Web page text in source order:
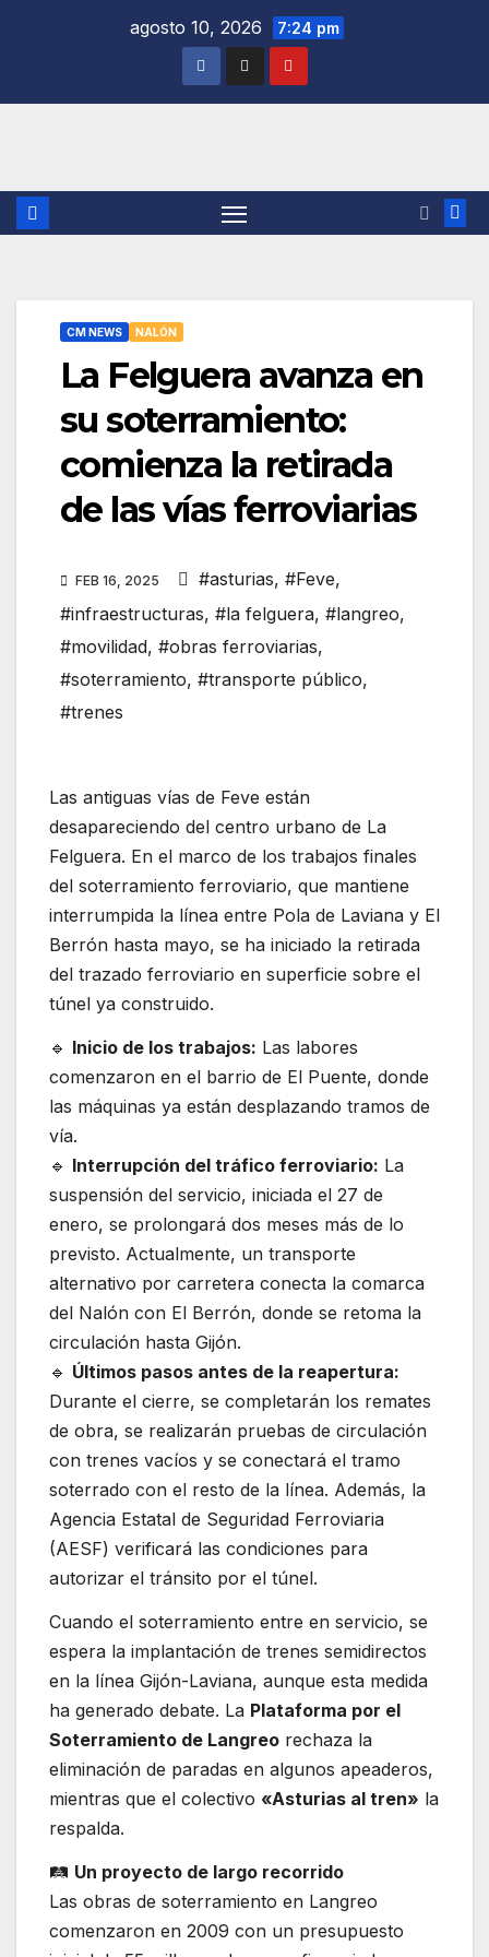
agosto 10, 2026 7:24 pm
CM NEWS NALÓN
La Felguera avanza en
su soterramiento:
comienza la retirada
de las vías ferroviarias
FEB 16, 2025 #asturias, #Feve,
#infraestructuras, #la felguera, #langreo,
#movilidad, #obras ferroviarias,
#soterramiento, #transporte público,
#trenes
Las antiguas vías de Feve están
desapareciendo del centro urbano de La
Felguera. En el marco de los trabajos finales
del soterramiento ferroviario, que mantiene
interrumpida la línea entre Pola de Laviana y El
Berrón hasta mayo, se ha iniciado la retirada
del trazado ferroviario en superficie sobre el
túnel ya construido.
🔹 Inicio de los trabajos: Las labores
comenzaron en el barrio de El Puente, donde
las máquinas ya están desplazando tramos de
vía.
🔹 Interrupción del tráfico ferroviario: La
suspensión del servicio, iniciada el 27 de
enero, se prolongará dos meses más de lo
previsto. Actualmente, un transporte
alternativo por carretera conecta la comarca
del Nalón con El Berrón, donde se retoma la
circulación hasta Gijón.
🔹 Últimos pasos antes de la reapertura:
Durante el cierre, se completarán los remates
de obra, se realizarán pruebas de circulación
con trenes vacíos y se conectará el tramo
soterrado con el resto de la línea. Además, la
Agencia Estatal de Seguridad Ferroviaria
(AESF) verificará las condiciones para
autorizar el tránsito por el túnel.
Cuando el soterramiento entre en servicio, se
espera la implantación de trenes semidirectos
en la línea Gijón-Laviana, aunque esta medida
ha generado debate. La Plataforma por el
Soterramiento de Langreo rechaza la
eliminación de paradas en algunos apeaderos,
mientras que el colectivo «Asturias al tren» la
respalda.
🛤️ Un proyecto de largo recorrido
Las obras de soterramiento en Langreo
comenzaron en 2009 con un presupuesto